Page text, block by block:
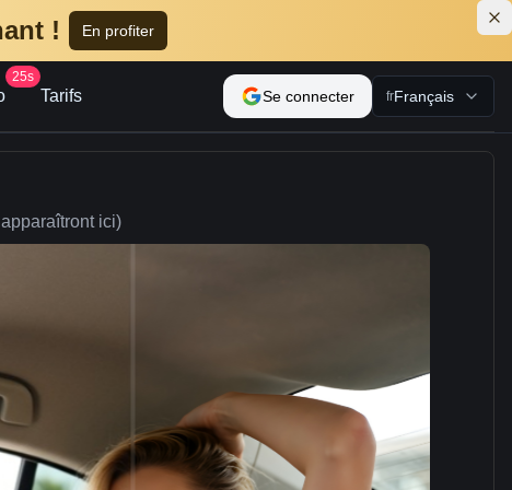
! En profiter
25s
Tarifs Se connecter frFrançais
ici)